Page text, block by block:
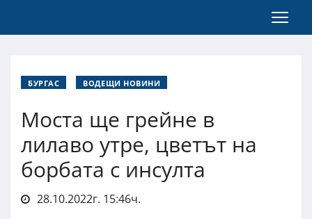
БУРГАС ВОДЕЩИ НОВИНИ
Моста ще грейне в
лилаво утре, цветът на
борбата с инсулта
28.10.2022г. 15:46ч.